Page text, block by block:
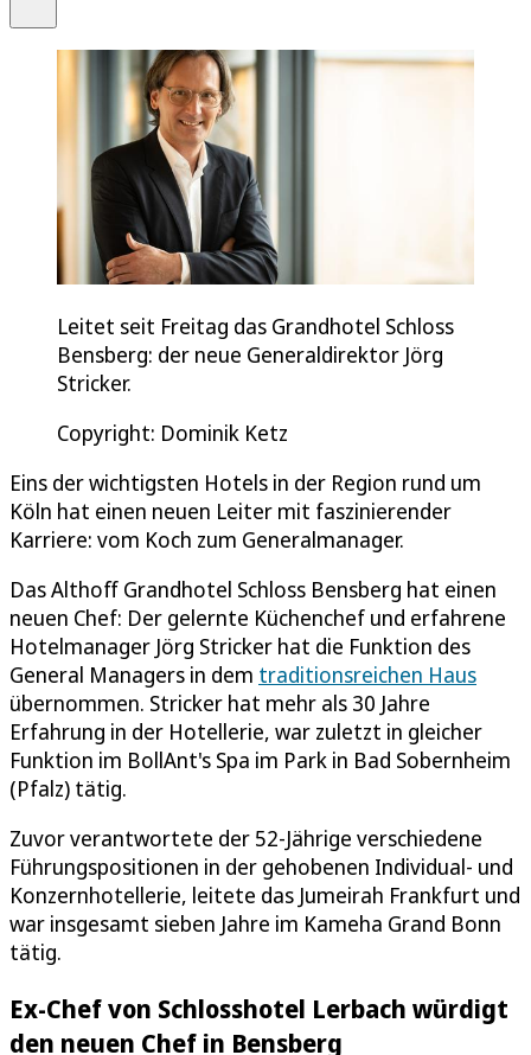
Leitet seit Freitag das Grandhotel Schloss
Bensberg: der neue Generaldirektor Jörg
Stricker.
Copyright: Dominik Ketz
Eins der wichtigsten Hotels in der Region rund um
Köln hat einen neuen Leiter mit faszinierender
Karriere: vom Koch zum Generalmanager.
Das Althoff Grandhotel Schloss Bensberg hat einen
neuen Chef: Der gelernte Küchenchef und erfahrene
Hotelmanager Jörg Stricker hat die Funktion des
General Managers in dem traditionsreichen Haus
übernommen. Stricker hat mehr als 30 Jahre
Erfahrung in der Hotellerie, war zuletzt in gleicher
Funktion im BollAnt's Spa im Park in Bad Sobernheim
(Pfalz) tätig.
Zuvor verantwortete der 52-Jährige verschiedene
Führungspositionen in der gehobenen Individual- und
Konzernhotellerie, leitete das Jumeirah Frankfurt und
war insgesamt sieben Jahre im Kameha Grand Bonn
tätig.
Ex-Chef von Schlosshotel Lerbach würdigt
den neuen Chef in Bensberg